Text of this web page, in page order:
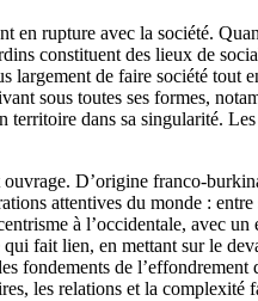
rupture avec la société.
constituent des lieux de
largement de faire société
sous toutes ses formes,
dans sa singularité.
D’origine franco-
attentives du monde :
à l’occidentale, avec
fait lien, en mettant sur le
fondements de
les relations et la complexité